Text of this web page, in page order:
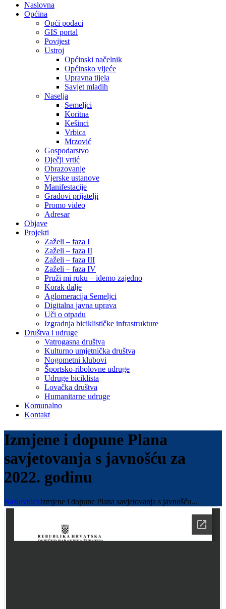
Naslovna
Općina
Opći podaci
GIS portal
Povijest
Ustroj
Općinski načelnik
Općinsko vijeće
Upravna tijela
Savjet mladih
Naselja
Semeljci
Koritna
Kešinci
Vrbica
Mrzović
Gospodarstvo
Dječji vrtić
Obrazovanje
Vjerske ustanove
Manifestacije
Gradovi prijatelji
Promo video
Adresar
Objave
Projekti
Zaželi – faza I
Zaželi – faza II
Zaželi – faza III
Zaželi – faza IV
Pruži mi ruku – idemo zajedno
Korak dalje
Aglomeracija Semeljci
Digitalna javna uprava
Uči o otpadu
Izgradnja biciklističke infrastrukture
Društva i udruge
Vatrogasna društva
Kulturno umjetnička društva
Nogometni klubovi
Športsko-ribolovne udruge
Udruge biciklista
Lovačka društva
Humanitarne udruge
Komunalno
Kontakt
Izmjene i dopune Plana
savjetovanja s javnošću za
2022. godinu
NaslovnicaIzmjene i dopune Plana savjetovanja s javnošću...